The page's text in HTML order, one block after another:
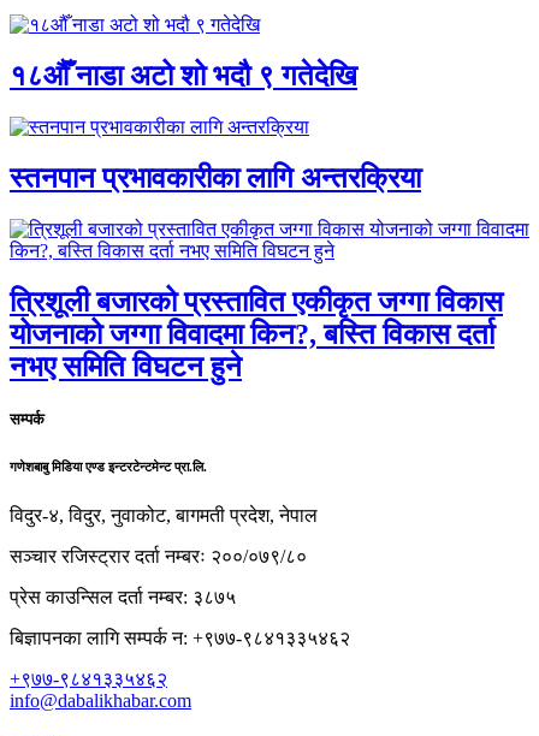
१८औँ नाडा अटो शो भदौ ९ गतेदेखि
स्तनपान प्रभावकारीका लागि अन्तरक्रिया
त्रिशूली बजारको प्रस्तावित एकीकृत जग्गा विकास
योजनाको जग्गा विवादमा किन?, बस्ति विकास दर्ता
नभए समिति विघटन हुने
सम्पर्क
गणेशबाबु मिडिया एण्ड इन्टरटेन्टमेन्ट प्रा.लि.
विदुर-४, विदुर, नुवाकोट, बागमती प्रदेश, नेपाल
सञ्चार रजिस्ट्रार दर्ता नम्बरः २००/०७९/८०
प्रेस काउन्सिल दर्ता नम्बर: ३८७५
बिज्ञापनका लागि सम्पर्क न: +९७७-९८४१३३५४६२
+९७७-९८४१३३५४६२
info@dabalikhabar.com